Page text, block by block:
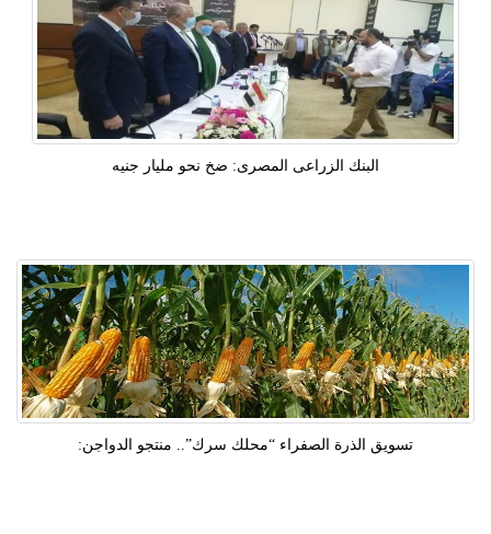
البنك الزراعى المصرى: ضخ نحو مليار جنيه
تسويق الذرة الصفراء “محلك سرك”.. منتجو الدواجن: